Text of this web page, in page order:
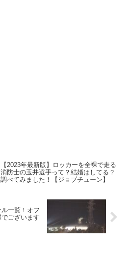
【2023年最新版】ロッカーを全裸で走る
消防士の玉井選手って？結婚はしてる？
調べてみました！【ジョブチューン】
ル一覧！オフ
ございます